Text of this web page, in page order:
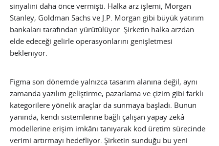
sinyalini daha önce vermişti. Halka arz işlemi, Morgan
Stanley, Goldman Sachs ve J.P. Morgan gibi büyük yatırım
bankaları tarafından yürütülüyor. Şirketin halka arzdan
elde edeceği gelirle operasyonlarını genişletmesi
bekleniyor.
Figma son dönemde yalnızca tasarım alanına değil, aynı
zamanda yazılım geliştirme, pazarlama ve çizim gibi farklı
kategorilere yönelik araçlar da sunmaya başladı. Bunun
yanında, kendi sistemlerine bağlı çalışan yapay zekâ
modellerine erişim imkânı tanıyarak kod üretim sürecinde
verimi artırmayı hedefliyor. Şirketin sunduğu bu yeni